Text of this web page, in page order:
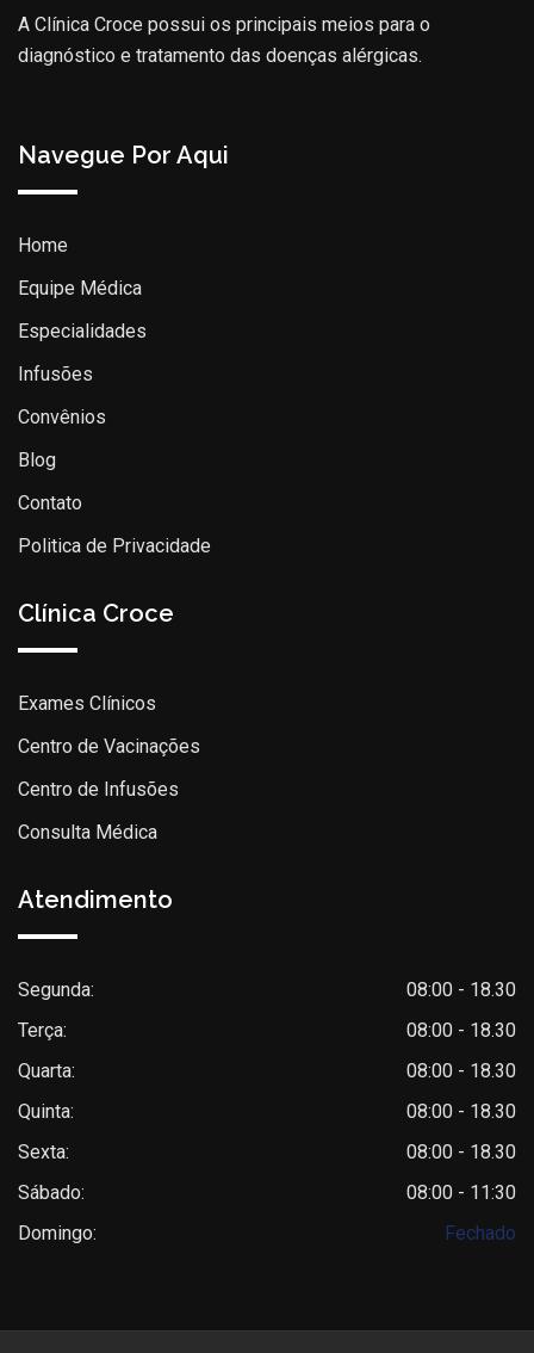
A Clínica Croce possui os principais meios para o
diagnóstico e tratamento das doenças alérgicas.
Navegue Por Aqui
Home
Equipe Médica
Especialidades
Infusões
Convênios
Blog
Contato
Politica de Privacidade
Clínica Croce
Exames Clínicos
Centro de Vacinações
Centro de Infusões
Consulta Médica
Atendimento
Segunda:
08:00 - 18.30
Terça:
08:00 - 18.30
Quarta:
08:00 - 18.30
Quinta:
08:00 - 18.30
Sexta:
08:00 - 18.30
Sábado:
08:00 - 11:30
Domingo:
Fechado